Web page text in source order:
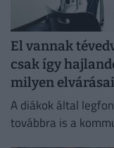
El vannak
csak így
milyen
A diákok által
továbbra is a